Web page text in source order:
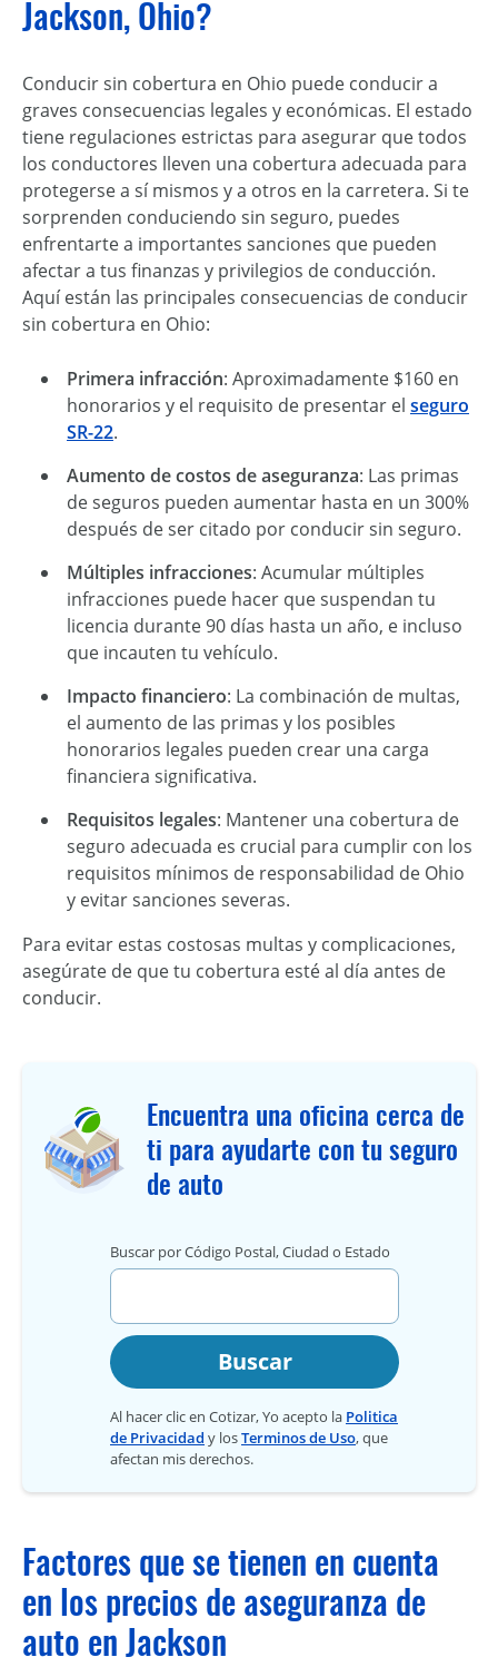
Jackson, Ohio?
Conducir sin cobertura en Ohio puede conducir a
graves consecuencias legales y económicas. El estado
tiene regulaciones estrictas para asegurar que todos
los conductores lleven una cobertura adecuada para
protegerse a sí mismos y a otros en la carretera. Si te
sorprenden conduciendo sin seguro, puedes
enfrentarte a importantes sanciones que pueden
afectar a tus finanzas y privilegios de conducción.
Aquí están las principales consecuencias de conducir
sin cobertura en Ohio:
Primera infracción: Aproximadamente $160 en
honorarios y el requisito de presentar el seguro
SR-22.
Aumento de costos de aseguranza: Las primas
de seguros pueden aumentar hasta en un 300%
después de ser citado por conducir sin seguro.
Múltiples infracciones: Acumular múltiples
infracciones puede hacer que suspendan tu
licencia durante 90 días hasta un año, e incluso
que incauten tu vehículo.
Impacto financiero: La combinación de multas,
el aumento de las primas y los posibles
honorarios legales pueden crear una carga
financiera significativa.
Requisitos legales: Mantener una cobertura de
seguro adecuada es crucial para cumplir con los
requisitos mínimos de responsabilidad de Ohio
y evitar sanciones severas.
Para evitar estas costosas multas y complicaciones,
asegúrate de que tu cobertura esté al día antes de
conducir.
Encuentra una oficina cerca de
ti para ayudarte con tu seguro
de auto
Buscar por Código Postal, Ciudad o Estado
Buscar
Al hacer clic en Cotizar, Yo acepto la Politica
de Privacidad y losTerminos de Uso, que
afectan mis derechos.
Factores que se tienen en cuenta
en los precios de aseguranza de
auto en Jackson